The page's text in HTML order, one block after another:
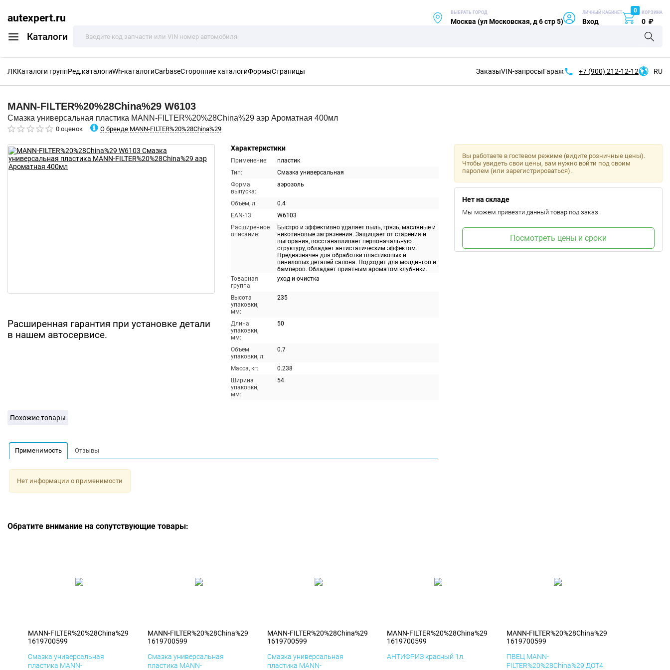
autexpert.ru
Каталоги
ВЫБРАТЬ ГОРОД
Москва (ул Московская, д 6 стр 5)
ЛИЧНЫЙ КАБИНЕТ
Вход
0 КОРЗИНА
0 ₽
ЛККаталоги группРед.каталогиWh-каталогиCarbaseСторонние каталогиФормыСтраницы ЗаказыVIN-запросыГараж +7 (900) 212-12-12 RU
MANN-FILTER%20%28China%29 W6103
Смазка универсальная пластика MANN-FILTER%20%28China%29 аэр Ароматная 400мл
0 оценок О бренде MANN-FILTER%20%28China%29
Расширенная гарантия при установке детали
в нашем автосервисе.
Характеристики
Применение:
пластик
Тип:
Смазка универсальная
Форма
выпуска:
аэрозоль
Объём, л:
0.4
EAN-13:
W6103
Расширенное
описание:
Быстро и эффективно удаляет пыль, грязь, масляные и
никотиновые загрязнения. Защищает от старения и
выгорания, восстанавливает первоначальную
структуру, обладает антистатическим эффектом.
Предназначен для обработки пластиковых и
виниловых деталей салона. Подходит для молдингов и
бамперов. Обладает приятным ароматом клубники.
Товарная
группа:
уход и очистка
Высота
упаковки,
мм:
235
Длина
упаковки,
мм:
50
Объем
упаковки, л:
0.7
Масса, кг:
0.238
Ширина
упаковки,
мм:
54
Вы работаете в гостевом режиме (видите розничные цены).
Чтобы увидеть свои цены, вам нужно войти под своим
паролем (или зарегистрироваться).
Нет на складе
Мы можем привезти данный товар под заказ.
Посмотреть цены и сроки
Похожие товары
Применимость Отзывы
Нет информации о применимости
Обратите внимание на сопутствующие товары:
MANN-FILTER%20%28China%29
1619700599
Смазка универсальная
пластика MANN-
MANN-FILTER%20%28China%29
1619700599
Смазка универсальная
пластика MANN-
MANN-FILTER%20%28China%29
1619700599
Смазка универсальная
пластика MANN-
MANN-FILTER%20%28China%29
1619700599
АНТИФРИЗ красный 1л.
MANN-FILTER%20%28China%29
1619700599
ПВЕЦ MANN-
FILTER%20%28China%29 ДОТ4